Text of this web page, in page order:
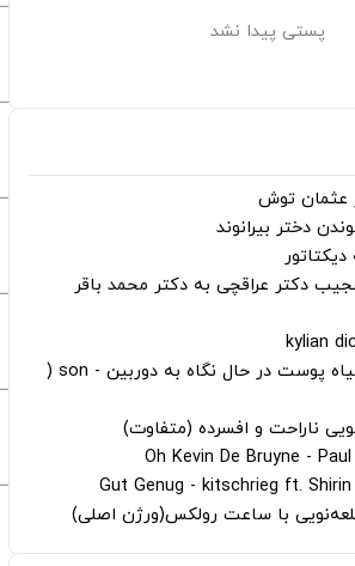
پستی پیدا نشد
عثمان ‌توش
دختر بیرانوند
دیکتاتور
دکتر عراقچی به دکتر محمد باقر
دانلود قالب مرد سیاه پوست در حال نگاه به دوربین - son (
ناراحت و افسرده (متفاوت)
قلعه‌نویی با ساعت رولکس(ورژن اصلی)